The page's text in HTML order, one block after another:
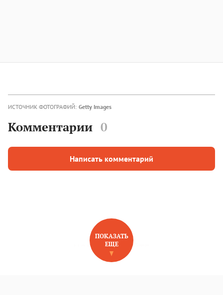
ИСТОЧНИК ФОТОГРАФИЙ: Getty Images
Комментарии 0
Написать комментарий
НОВОЕ НА САЙТЕ
ПОКАЗАТЬ
ЕЩЕ